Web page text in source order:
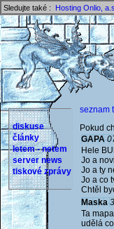
Sledujte také : Hosting Onlio, a.s.
diskuse
články
letem - netem
server news
tiskové zprávy
seznam
Pokud
GAPA
Hele
Jo a
Jo a ty
Jo a co
Chtěl
Maska
Ta
udělá